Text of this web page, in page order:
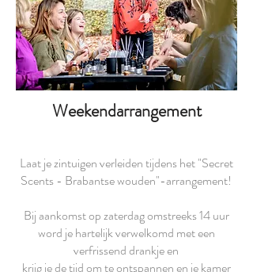
Weekendarrangement
Laat je zintuigen verleiden tijdens het "Secret
Scents - Brabantse wouden"-arrangement!
Bij aankomst op zaterdag omstreeks 14 uur
word je hartelijk verwelkomd met een
verfrissend drankje en
krijg je de tijd om te ontspannen en je kamer